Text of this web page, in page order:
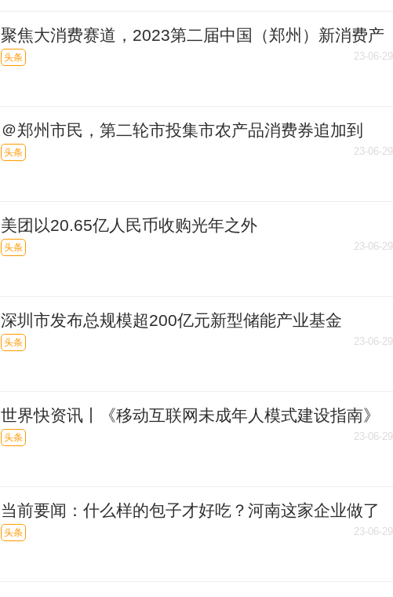
聚焦大消费赛道，2023第二届中国（郑州）新消费产
业品牌峰会即将举行 全球播报
头条 23-06-29
＠郑州市民，第二轮市投集市农产品消费券追加到
15000张_每日聚焦
头条 23-06-29
美团以20.65亿人民币收购光年之外
头条 23-06-29
深圳市发布总规模超200亿元新型储能产业基金
头条 23-06-29
世界快资讯丨《移动互联网未成年人模式建设指南》
正在征求意见，将适时公开
头条 23-06-29
当前要闻：什么样的包子才好吃？河南这家企业做了
上百次破坏性试验
头条 23-06-29